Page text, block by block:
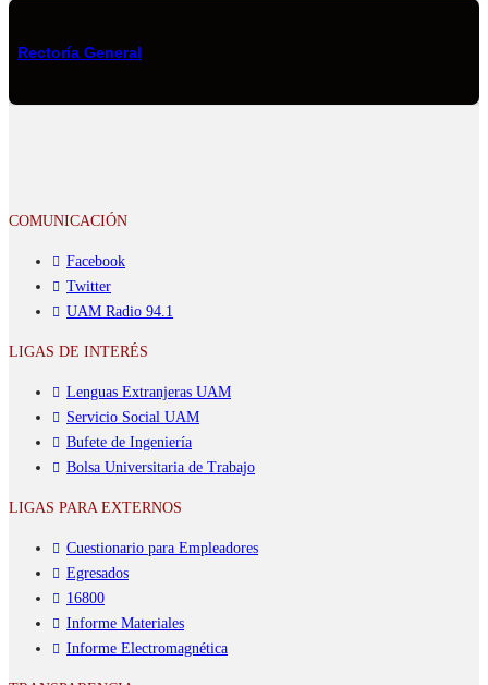
Rectoría General
COMUNICACIÓN
Facebook
Twitter
UAM Radio 94.1
LIGAS DE INTERÉS
Lenguas Extranjeras UAM
Servicio Social UAM
Bufete de Ingeniería
Bolsa Universitaria de Trabajo
LIGAS PARA EXTERNOS
Cuestionario para Empleadores
Egresados
16800
Informe Materiales
Informe Electromagnética